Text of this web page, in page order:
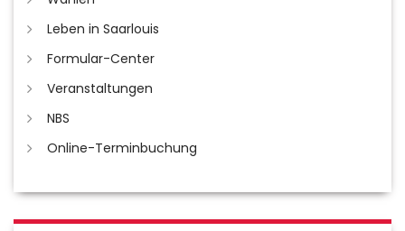
Leben in Saarlouis
Formular-Center
Veranstaltungen
NBS
Online-Terminbuchung